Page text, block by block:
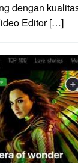
dengan
Editor […]